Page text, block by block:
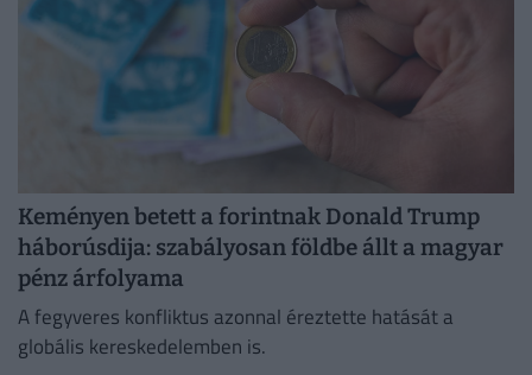
Keményen betett a forintnak Donald Trump
háborúsdija: szabályosan földbe állt a magyar
pénz árfolyama
A fegyveres konfliktus azonnal éreztette hatását a
globális kereskedelemben is.